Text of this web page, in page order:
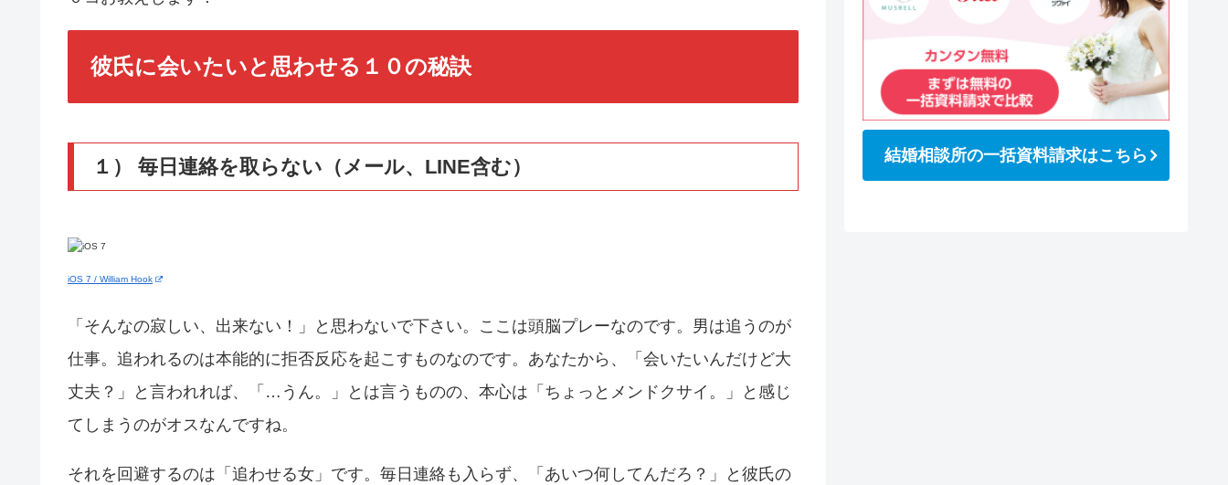
彼氏に会いたいと思わせる１０の秘訣
１） 毎日連絡を取らない（メール、LINE含む）
iOS 7 / William Hook
「そんなの寂しい、出来ない！」と思わないで下さい。ここは頭脳プレーなのです。男は追うのが
仕事。追われるのは本能的に拒否反応を起こすものなのです。あなたから、「会いたいんだけど大
丈夫？」と言われれば、「…うん。」とは言うものの、本心は「ちょっとメンドクサイ。」と感じ
てしまうのがオスなんですね。
それを回避するのは「追わせる女」です。毎日連絡も入らず、「あいつ何してんだろ？」と彼氏の
結婚相談所の一括資料請求はこちら